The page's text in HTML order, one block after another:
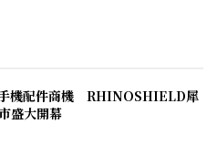
機配件商機 RHINOSHIELD犀
盛大開幕